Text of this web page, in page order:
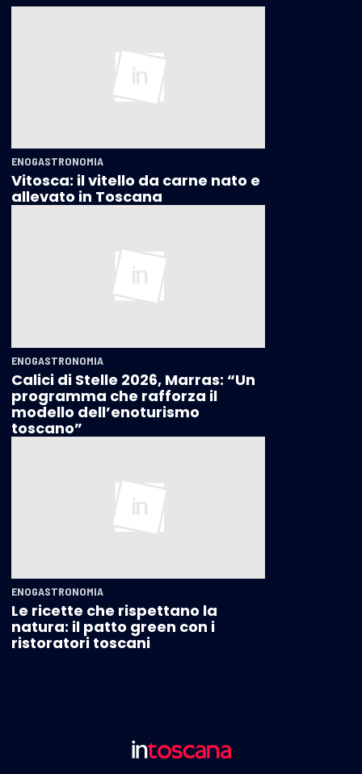
ENOGASTRONOMIA
Vitosca: il vitello da carne nato e
allevato in Toscana
ENOGASTRONOMIA
Calici di Stelle 2026, Marras: “Un
programma che rafforza il
modello dell’enoturismo
toscano”
ENOGASTRONOMIA
Le ricette che rispettano la
natura: il patto green con i
ristoratori toscani